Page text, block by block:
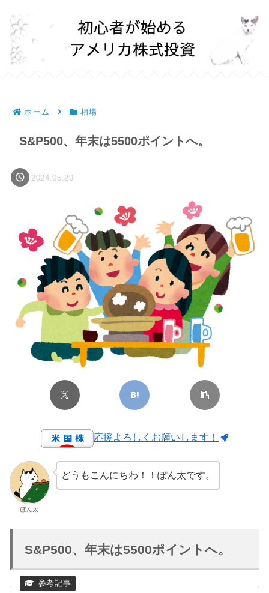
ホーム 相場
S&P500、年末は5500ポイントへ。
2024.05.20
応援よろしくお願いします！
ぽん太
どうもこんにちわ！！ぽん太です。
S&P500、年末は5500ポイントへ。